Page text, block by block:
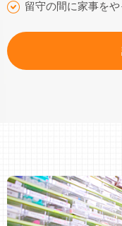
留守の間に家事を